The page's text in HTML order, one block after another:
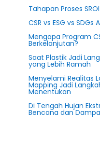
Tahapan Proses
CSR vs ESG vs
Mengapa Program
Berkelanjutan?
Saat Plastik Jadi
yang Lebih Ramah
Menyelami Realitas
Mapping Jadi
Menentukan
Di Tengah Hujan
Bencana dan